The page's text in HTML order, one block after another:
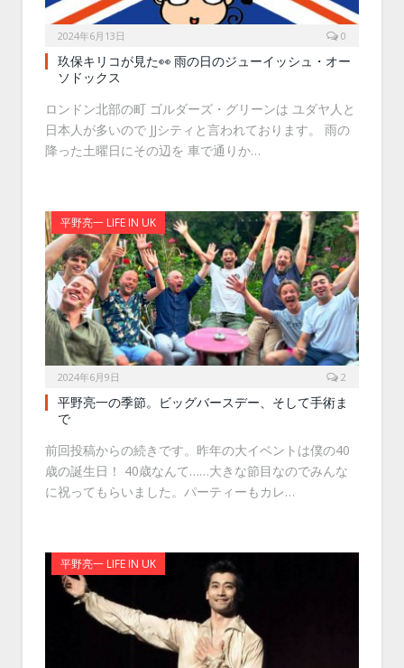
2024年6月13日 0
玖保キリコが見た👀 雨の日のジューイッシュ・オー
ソドックス
ロンドン北部の町 ゴルダーズ・グリーンは ユダヤ人と
日本人が多いので JJシティと言われております。 雨の
降った土曜日にその辺を 車で通りか…
平野亮一 LIFE IN UK
2024年6月9日 2
平野亮一の季節。ビッグバースデー、そして手術ま
で
前回投稿からの続きです。昨年の大イベントは僕の40
歳の誕生日！ 40歳なんて……大きな節目なのでみんな
に祝ってもらいました。パーティーもカレ…
平野亮一 LIFE IN UK